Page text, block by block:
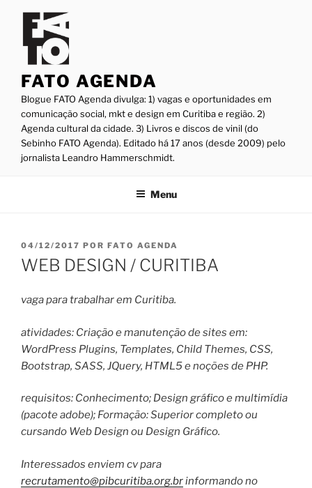
conteúdo
FATO AGENDA
Blogue FATO Agenda divulga: 1) vagas e oportunidades em
comunicação social, mkt e design em Curitiba e região. 2)
Agenda cultural da cidade. 3) Livros e discos de vinil (do
Sebinho FATO Agenda). Editado há 17 anos (desde 2009) pelo
jornalista Leandro Hammerschmidt.
Menu
PUBLICADO
EM
04/12/2017 POR FATO AGENDA
WEB DESIGN / CURITIBA
vaga para trabalhar em Curitiba.
atividades: Criação e manutenção de sites em:
WordPress Plugins, Templates, Child Themes, CSS,
Bootstrap, SASS, JQuery, HTML5 e noções de PHP.
requisitos: Conhecimento; Design gráfico e multimídia
(pacote adobe); Formação: Superior completo ou
cursando Web Design ou Design Gráfico.
Interessados enviem cv para
recrutamento@pibcuritiba.org.brinformando no